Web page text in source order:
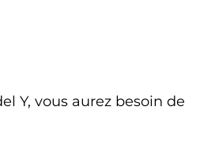
Y, vous aurez besoin de